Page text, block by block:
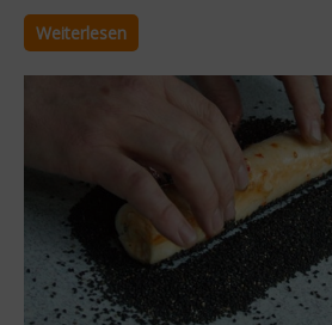
Weiterlesen